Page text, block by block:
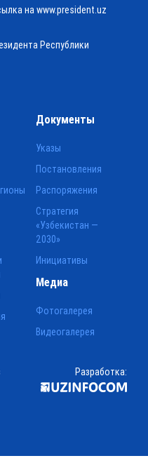
на www.president.uz
Республики
Документы
Указы
Постановления
Распоряжения
Стратегия
«Узбекистан —
2030»
Инициативы
Медиа
Фотогалерея
Видеогалерея
Разработка: